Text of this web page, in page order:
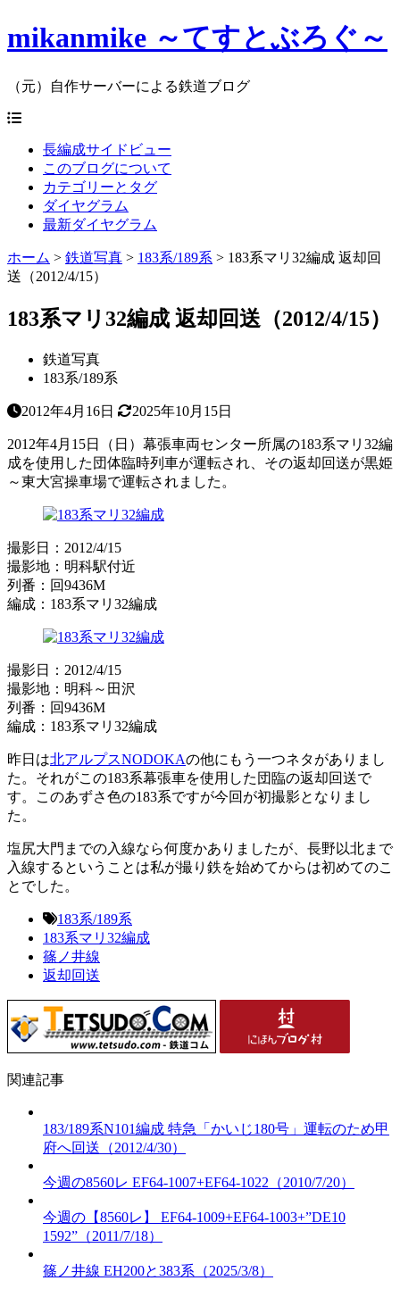
mikanmike ～てすとぶろぐ～
（元）自作サーバーによる鉄道ブログ
長編成サイドビュー
このブログについて
カテゴリーとタグ
ダイヤグラム
最新ダイヤグラム
ホーム > 鉄道写真 > 183系/189系 > 183系マリ32編成 返却回
送（2012/4/15）
183系マリ32編成 返却回送（2012/4/15）
鉄道写真
183系/189系
2012年4月16日 2025年10月15日
2012年4月15日（日）幕張車両センター所属の183系マリ32編
成を使用した団体臨時列車が運転され、その返却回送が黒姫
～東大宮操車場で運転されました。
撮影日：2012/4/15
撮影地：明科駅付近
列番：回9436M
編成：183系マリ32編成
撮影日：2012/4/15
撮影地：明科～田沢
列番：回9436M
編成：183系マリ32編成
昨日は北アルプスNODOKAの他にもう一つネタがありまし
た。それがこの183系幕張車を使用した団臨の返却回送で
す。このあずさ色の183系ですが今回が初撮影となりまし
た。
塩尻大門までの入線なら何度かありましたが、長野以北まで
入線するということは私が撮り鉄を始めてからは初めてのこ
とでした。
183系/189系
183系マリ32編成
篠ノ井線
返却回送
関連記事
183/189系N101編成 特急「かいじ180号」運転のため甲
府へ回送（2012/4/30）
今週の8560レ EF64-1007+EF64-1022（2010/7/20）
今週の【8560レ】 EF64-1009+EF64-1003+”DE10
1592”（2011/7/18）
篠ノ井線 EH200と383系（2025/3/8）